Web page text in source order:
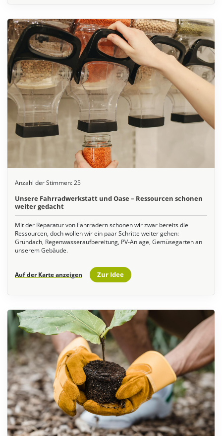
Anzahl der Stimmen: 25
Unsere Fahrradwerkstatt und Oase – Ressourcen schonen
weiter gedacht
Mit der Reparatur von Fahrrädern schonen wir zwar bereits die
Ressourcen, doch wollen wir ein paar Schritte weiter gehen:
Gründach, Regenwasseraufbereitung, PV-Anlage, Gemüsegarten an
unserem Gebäude.
Auf der Karte anzeigen Zur Idee